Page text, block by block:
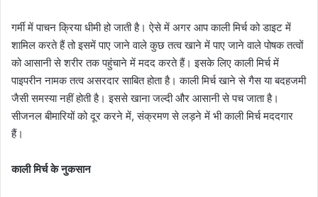
गर्मी में पाचन क्रिया धीमी हो जाती है। ऐसे में अगर आप काली मिर्च को डाइट में
शामिल करते हैं तो इसमें पाए जाने वाले कुछ तत्व खाने में पाए जाने वाले पोषक तत्वों
को आसानी से शरीर तक पहुंचाने में मदद करते हैं। इसके लिए काली मिर्च में
पाइपरीन नामक तत्व असरदार साबित होता है। काली मिर्च खाने से गैस या बदहजमी
जैसी समस्या नहीं होती है। इससे खाना जल्दी और आसानी से पच जाता है।
सीजनल बीमारियों को दूर करने में, संक्रमण से लड़ने में भी काली मिर्च मददगार
हैं।
काली मिर्च के नुकसान